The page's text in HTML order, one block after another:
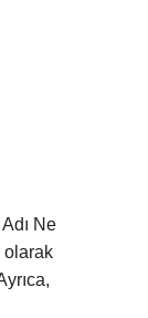
Ne
olarak